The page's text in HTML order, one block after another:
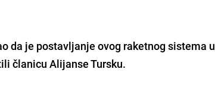
da je postavljanje ovog raketnog sistema u
članicu Alijanse Tursku.